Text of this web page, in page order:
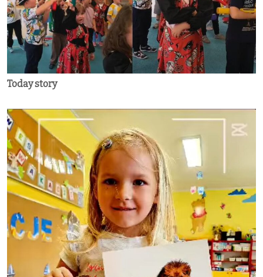
Today story